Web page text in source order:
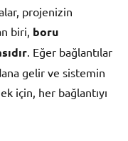
projenizin
biri, boru
. Eğer bağlantılar
gelir ve sistemin
için, her bağlantıyı